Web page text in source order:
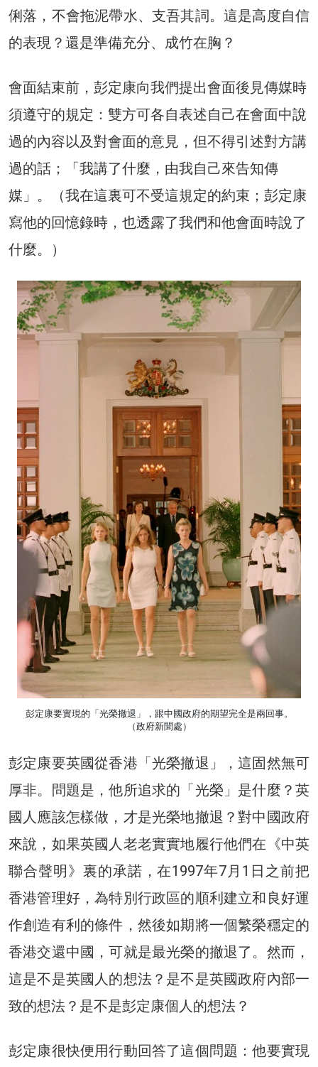
俐落，不會拖泥帶水、支吾其詞。這是高度自信
的表現？還是準備充分、成竹在胸？
會面結束前，彭定康向我們提出會面後見傳媒時
須遵守的規定：雙方可各自表述自己在會面中說
過的內容以及對會面的意見，但不得引述對方講
過的話；「我講了什麼，由我自己來告知傳
媒」。（我在這裏可不受這規定的約束；彭定康
寫他的回憶錄時，也透露了我們和他會面時說了
什麼。）
彭定康要實現的「光榮撤退」，跟中國政府的期望完全是兩回事。
（政府新聞處）
彭定康要英國從香港「光榮撤退」，這固然無可
厚非。問題是，他所追求的「光榮」是什麼？英
國人應該怎樣做，才是光榮地撤退？對中國政府
來說，如果英國人老老實實地履行他們在《中英
聯合聲明》裏的承諾，在1997年7月1日之前把
香港管理好，為特別行政區的順利建立和良好運
作創造有利的條件，然後如期將一個繁榮穩定的
香港交還中國，可就是最光榮的撤退了。然而，
這是不是英國人的想法？是不是英國政府內部一
致的想法？是不是彭定康個人的想法？
彭定康很快便用行動回答了這個問題：他要實現